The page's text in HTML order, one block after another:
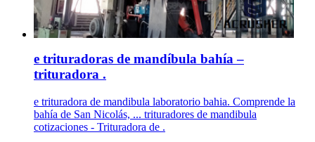
e trituradoras de mandíbula bahía –
trituradora .
e trituradora de mandibula laboratorio bahia. Comprende la
bahía de San Nicolás, ... trituradores de mandibula
cotizaciones - Trituradora de .